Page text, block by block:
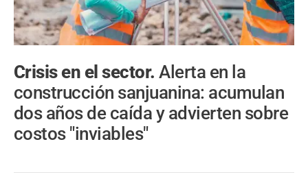
Crisis en el sector.Alerta en la
construcción sanjuanina: acumulan
dos años de caída y advierten sobre
costos "inviables"